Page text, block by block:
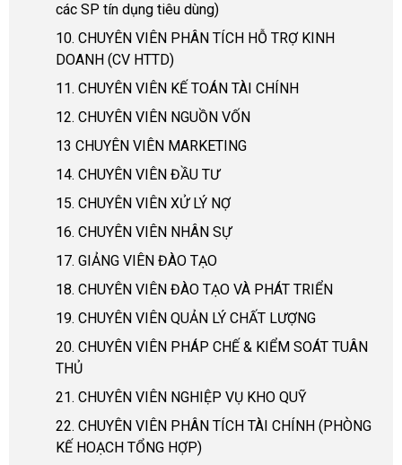
các SP tín dụng tiêu dùng)
10. CHUYÊN VIÊN PHÂN TÍCH HỖ TRỢ KINH
DOANH (CV HTTD)
11. CHUYÊN VIÊN KẾ TOÁN TÀI CHÍNH
12. CHUYÊN VIÊN NGUỒN VỐN
13 CHUYÊN VIÊN MARKETING
14. CHUYÊN VIÊN ĐẦU TƯ
15. CHUYÊN VIÊN XỬ LÝ NỢ
16. CHUYÊN VIÊN NHÂN SỰ
17. GIẢNG VIÊN ĐÀO TẠO
18. CHUYÊN VIÊN ĐÀO TẠO VÀ PHÁT TRIỂN
19. CHUYÊN VIÊN QUẢN LÝ CHẤT LƯỢNG
20. CHUYÊN VIÊN PHÁP CHẾ & KIỂM SOÁT TUÂN
THỦ
21. CHUYÊN VIÊN NGHIỆP VỤ KHO QUỸ
22. CHUYÊN VIÊN PHÂN TÍCH TÀI CHÍNH (PHÒNG
KẾ HOẠCH TỔNG HỢP)